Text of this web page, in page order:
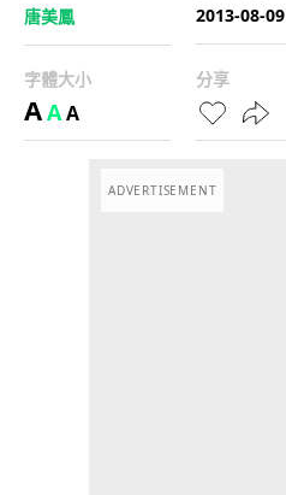
唐美鳳
2013-08-09
字體大小
AAA
分享
ADVERTISEMENT